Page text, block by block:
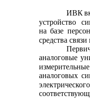
ИВК
устройство
на базе
средства
аналоговые
измерительные
аналоговых
электрического